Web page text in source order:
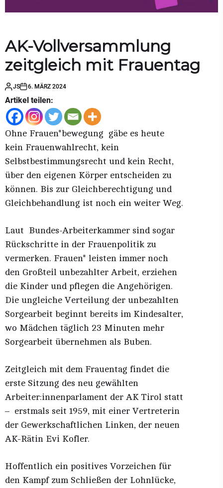
AK-Vollversammlung
zeitgleich mit Frauentag
JS 6. MÄRZ 2024
Artikel teilen:
Ohne Frauen*bewegung gäbe es heute
kein Frauenwahlrecht, kein
Selbstbestimmungsrecht und kein Recht,
über den eigenen Körper entscheiden zu
können. Bis zur Gleichberechtigung und
Gleichbehandlung ist noch ein weiter Weg.
Laut Bundes-Arbeiterkammer sind sogar
Rückschritte in der Frauenpolitik zu
vermerken. Frauen* leisten immer noch
den Großteil unbezahlter Arbeit, erziehen
die Kinder und pflegen die Angehörigen.
Die ungleiche Verteilung der unbezahlten
Sorgearbeit beginnt bereits im Kindesalter,
wo Mädchen täglich 23 Minuten mehr
Sorgearbeit übernehmen als Buben.
Zeitgleich mit dem Frauentag findet die
erste Sitzung des neu gewählten
Arbeiter:innenparlament der AK Tirol statt
– erstmals seit 1959, mit einer Vertreterin
der Gewerkschaftlichen Linken, der neuen
AK-Rätin Evi Kofler.
Hoffentlich ein positives Vorzeichen für
den Kampf zum Schließen der Lohnlücke,